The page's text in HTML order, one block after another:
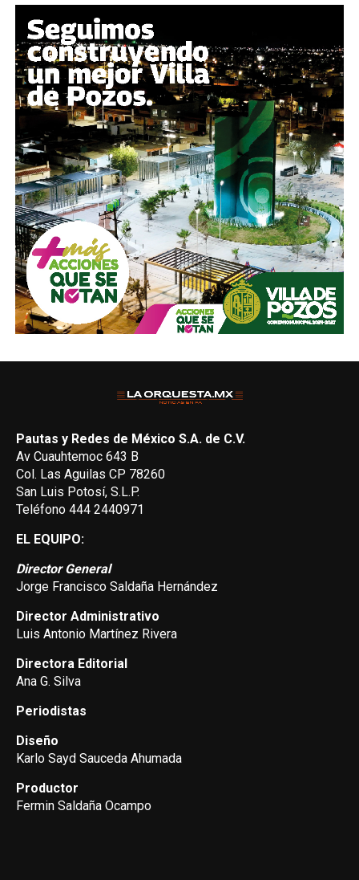
Pautas y Redes de México S.A. de C.V.
Av Cuauhtemoc 643 B
Col. Las Aguilas CP 78260
San Luis Potosí, S.L.P.
Teléfono 444 2440971
EL EQUIPO:
Director General
Jorge Francisco Saldaña Hernández
Director Administrativo
Luis Antonio Martínez Rivera
Directora Editorial
Ana G. Silva
Periodistas
Diseño
Karlo Sayd Sauceda Ahumada
Productor
Fermin Saldaña Ocampo